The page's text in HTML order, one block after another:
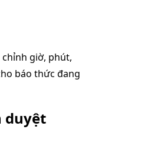
giờ, phút,
báo thức đang
duyệt